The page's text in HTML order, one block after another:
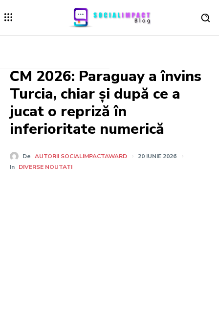
CM 2026: Paraguay a învins
Turcia, chiar și după ce a
jucat o repriză în
inferioritate numerică
De AUTORII SOCIALIMPACTAWARD
20 IUNIE 2026
In DIVERSE NOUTATI